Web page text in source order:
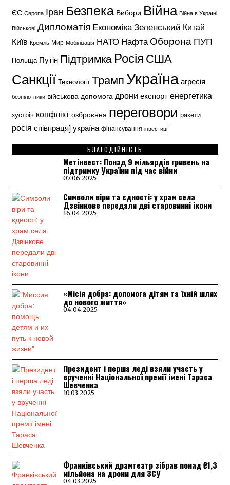
ЄС Європа Іран Безпека Вибори Війна Війна в Україні
Військові Дипломатія ЕкономікаЗеленський Китай
Київ Кремль Мир Мобілізація НАТО НафтаОборона ПУП
Польща Путін Підтримка РосіяСША
Санкції Технології ТрампУкраїнаагресія
безпілотники військова допомога дрони експорт енергетика
зустріч конфлікт озброєння переговори ракети
росія співпраця] україна фінансування інвестиції
БЛАГОДІЙНІСТЬ
Метінвест: Понад 9 мільярдів гривень на
підтримку України під час війни
07.06.2025
Символи віри та єдності: у храм села
Дзвінкове передали дві старовинні ікони
16.04.2025
«Місія добра: допомога дітям та їхній шлях
до нового життя»
04.04.2025
Президент і перша леді взяли участь у
врученні Національної премії імені Тараса
Шевченка
10.03.2025
Франківський драмтеатр зібрав понад ₴1,3
мільйона на дрони для ЗСУ
04.03.2025